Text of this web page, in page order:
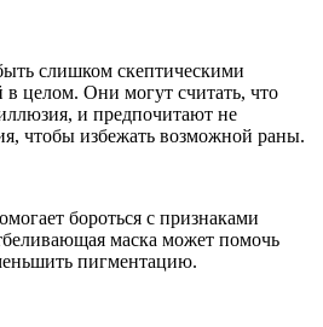
слишком скептическими
целом. Они могут считать, что
и предпочитают не
чтобы избежать возможной раны.
бороться с признаками
маска может помочь
пигментацию.